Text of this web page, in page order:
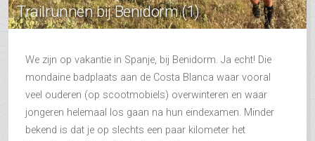
Trailrunnen bij Benidorm (1)
We zijn op vakantie in Spanje, bij Benidorm. Ja echt! Die
mondaine badplaats aan de Costa Blanca waar vooral
veel ouderen (op scootmobiels) overwinteren en waar
jongeren helemaal los gaan na hun eindexamen. Minder
bekend is dat je op slechts een paar kilometer het